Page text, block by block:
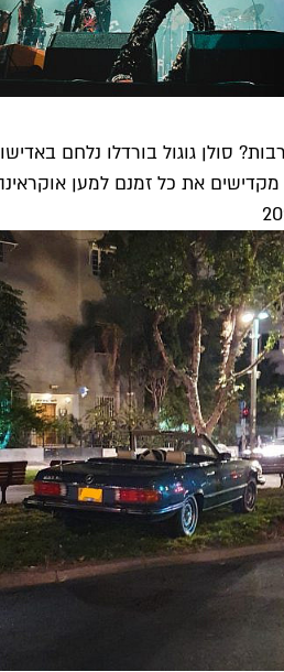
סולן גוגול בורדלו נלחם
מקדישים את כל זמנם למען